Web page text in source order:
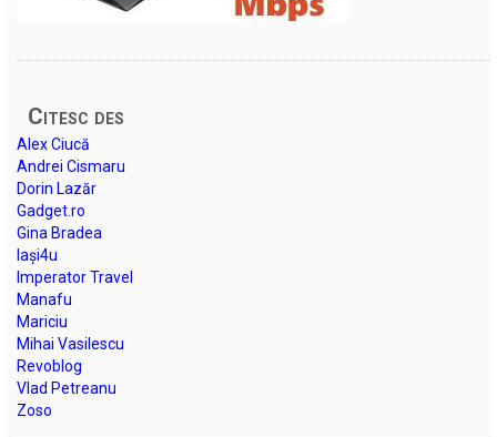
Citesc des
Alex Ciucă
Andrei Cismaru
Dorin Lazăr
Gadget.ro
Gina Bradea
Iași4u
Imperator Travel
Manafu
Mariciu
Mihai Vasilescu
Revoblog
Vlad Petreanu
Zoso